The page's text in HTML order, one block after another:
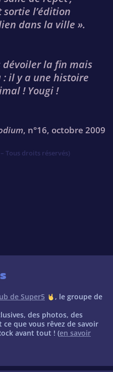
l’édition
dans la ville ».
dévoiler la fin mais
: il y a une histoire
! Yougi !
, n°16, octobre 2009
Tous droits réservés)
de Super5
, le groupe de
des photos, des
que vous rêvez de savoir
avant tout ! (en savoir